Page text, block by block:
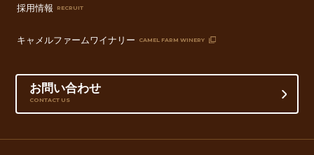
採用情報 RECRUIT
キャメルファームワイナリー CAMEL FARM WINERY
お問い合わせ
CONTACT US